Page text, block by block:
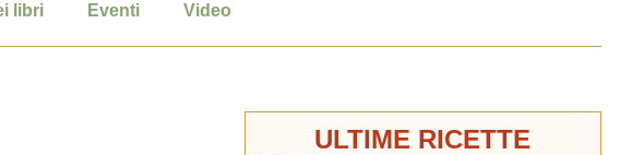
libri Eventi Video
ULTIME RICETTE